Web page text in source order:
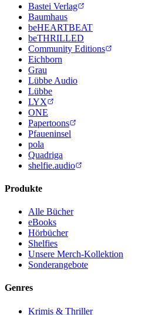
Bastei Verlag
Baumhaus
beHEARTBEAT
beTHRILLED
Community Editions
Eichborn
Grau
Lübbe Audio
Lübbe
LYX
ONE
Papertoons
Pfaueninsel
pola
Quadriga
shelfie.audio
Produkte
Alle Bücher
eBooks
Hörbücher
Shelfies
Unsere Merch-Kollektion
Sonderangebote
Genres
Krimis & Thriller